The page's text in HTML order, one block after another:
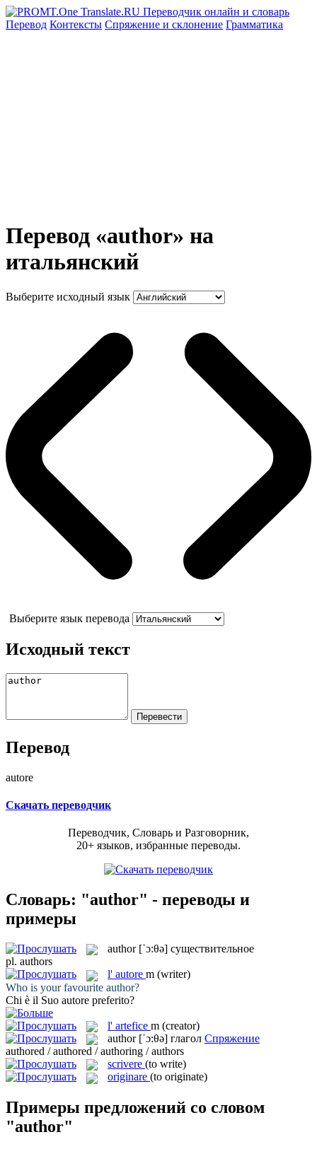
Перевод Контексты Спряжение и склонение Грамматика
Перевод «author» на
итальянский
Выберите исходный язык
Выберите язык перевода
Исходный текст
Перевод
autore
Скачать переводчик
Переводчик, Словарь и Разговорник,
20+ языков, избранные переводы.
Словарь: "author" - переводы и
примеры
author [ˈɔ:θə] существительное
pl. authors
l' autore m (writer)
Who is your favourite author?
Chi è il Suo autore preferito?
l' artefice m (creator)
author [ˈɔ:θə] глагол Спряжение
authored / authored / authoring / authors
scrivere (to write)
originare (to originate)
Примеры предложений со словом
"author"